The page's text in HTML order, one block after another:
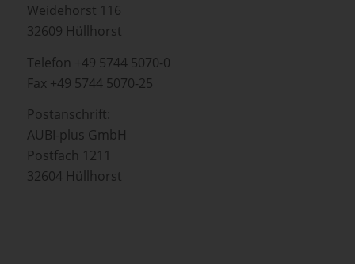
Weidehorst 116
32609 Hüllhorst
Telefon +49 5744 5070-0
Fax +49 5744 5070-25
Postanschrift:
AUBI-plus GmbH
Postfach 1211
32604 Hüllhorst